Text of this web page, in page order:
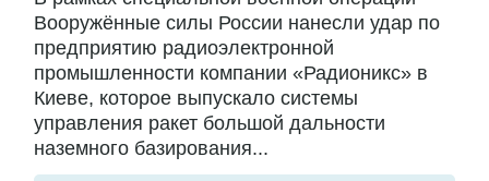
Вооружённые силы России нанесли удар по
предприятию радиоэлектронной
промышленности компании «Радионикс» в
Киеве, которое выпускало системы
управления ракет большой дальности
наземного базирования...